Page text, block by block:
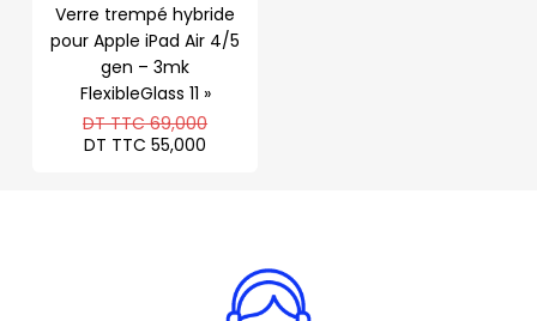
Verre trempé hybride
pour Apple iPad Air 4/5
gen – 3mk
FlexibleGlass 11 »
DT TTC69,000Le
DT TTC 55,000